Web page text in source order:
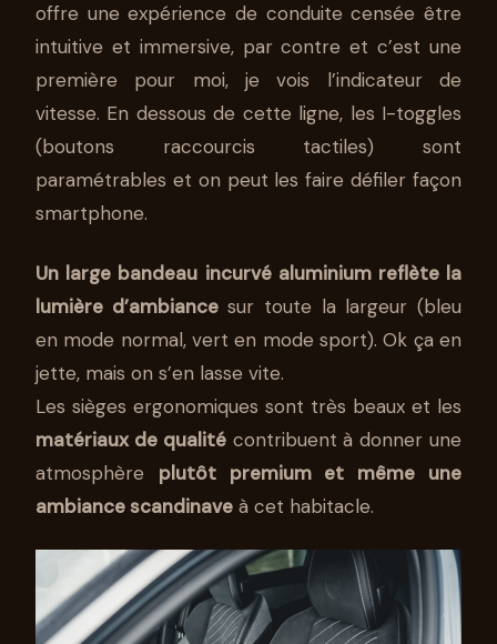
offre une expérience de conduite censée être
intuitive et immersive, par contre et c’est une
première pour moi, je vois l’indicateur de
vitesse. En dessous de cette ligne, les I-toggles
(boutons raccourcis tactiles) sont
paramétrables et on peut les faire défiler façon
smartphone.
Un large bandeau incurvé aluminium reflète la
lumière d’ambiancesur toute la largeur (bleu
en mode normal, vert en mode sport). Ok ça en
jette, mais on s’en lasse vite.
Les sièges ergonomiques sont très beaux et les
matériaux de qualitécontribuent à donner une
atmosphère plutôt premium et même une
ambiance scandinave à cet habitacle.